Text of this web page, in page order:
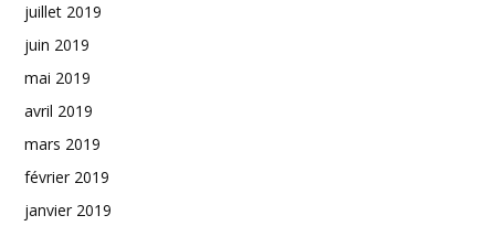
juillet 2019
juin 2019
mai 2019
avril 2019
mars 2019
février 2019
janvier 2019